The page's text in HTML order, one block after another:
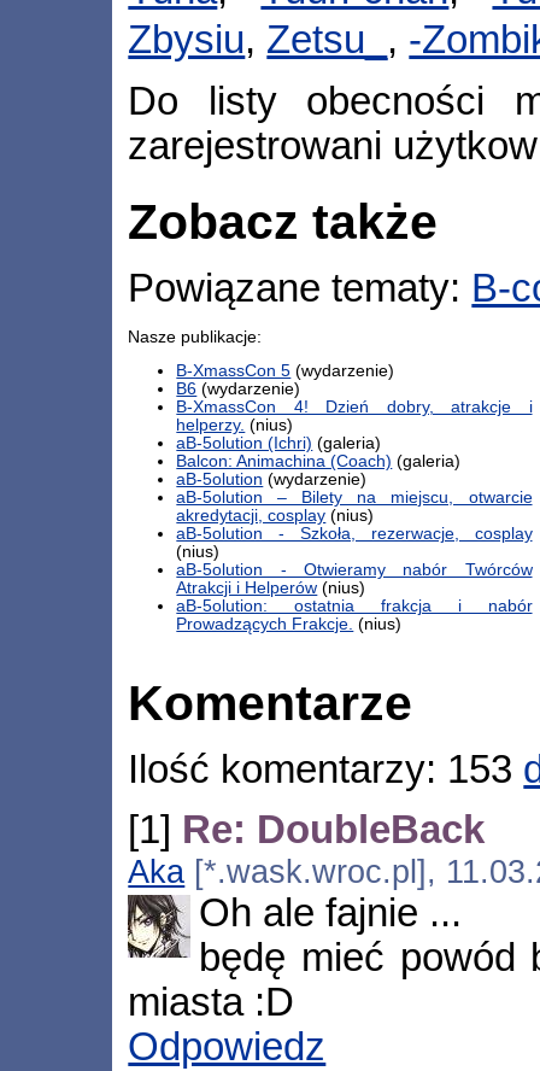
Zbysiu, Zetsu_ , -
Do listy obecności
zarejestrowani
Zobacz także
Powiązane tematy: B-
Nasze publikacje:
B-XmassCon 5 (wydarzenie)
B6 (wydarzenie)
B-XmassCon 4! Dzień dobry, atrakcje i
helperzy. (nius)
aB-5olution (Ichri) (galeria)
Balcon: Animachina (Coach) (galeria)
aB-5olution (wydarzenie)
aB-5olution – Bilety na miejscu, otwarcie
akredytacji, cosplay (nius)
aB-5olution - Szkoła, rezerwacje, cosplay
(nius)
aB-5olution - Otwieramy nabór Twórców
Atrakcji i Helperów (nius)
aB-5olution: ostatnia frakcja i nabór
Prowadzących Frakcje. (nius)
Komentarze
Ilość komentarzy: 153
[1] Re: DoubleBack
Aka [*.wask.wroc.pl],
Oh ale fajnie ...
będę mieć powód
miasta :D
Odpowiedz